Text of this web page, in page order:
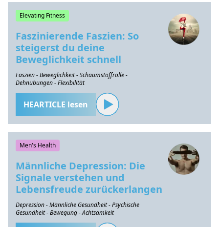
Elevating Fitness
Faszinierende Faszien: So
steigerst du deine
Beweglichkeit schnell
Faszien - Beweglichkeit - Schaumstoffrolle -
Dehnübungen - Flexibilität
HEARTICLE lesen
Men's Health
Männliche Depression: Die
Signale verstehen und
Lebensfreude zurückerlangen
Depression - Männliche Gesundheit - Psychische
Gesundheit - Bewegung - Achtsamkeit